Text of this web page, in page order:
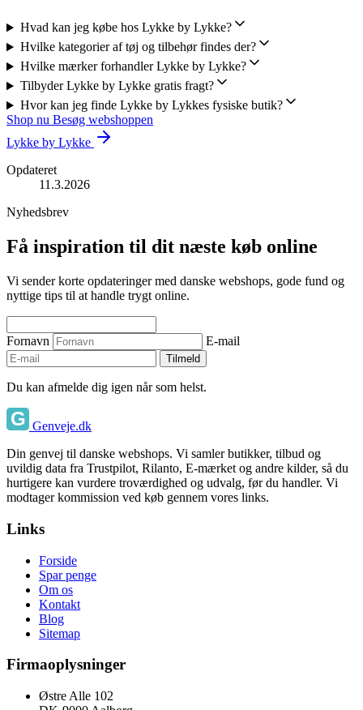
Hvad kan jeg købe hos Lykke by Lykke?
Hvilke kategorier af tøj og tilbehør findes der?
Hvilke mærker forhandler Lykke by Lykke?
Tilbyder Lykke by Lykke gratis fragt?
Hvor kan jeg finde Lykke by Lykkes fysiske butik?
Shop nu Besøg webshoppen
Lykke by Lykke
Opdateret
11.3.2026
Nyhedsbrev
Få inspiration til dit næste køb online
Vi sender korte opdateringer med danske webshops, gode fund og
nyttige tips til at handle trygt online.
Fornavn E-mail
Tilmeld
Du kan afmelde dig igen når som helst.
Genveje.dk
Din genvej til danske webshops. Vi samler butikker, tilbud og
uvildig data fra Trustpilot, Rilanto, E-mærket og andre kilder, så du
hurtigere kan vurdere troværdighed og udvalg, før du handler. Vi
modtager kommission ved køb gennem vores links.
Links
Forside
Spar penge
Om os
Kontakt
Blog
Sitemap
Firmaoplysninger
Østre Alle 102